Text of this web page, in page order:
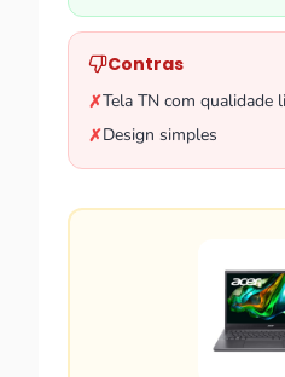
Contras
✗Tela TN com qualidade
✗Design simples